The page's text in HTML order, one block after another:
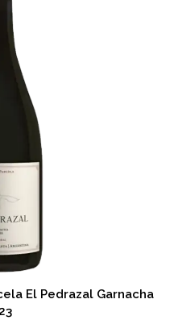
El Pedrazal Garnacha